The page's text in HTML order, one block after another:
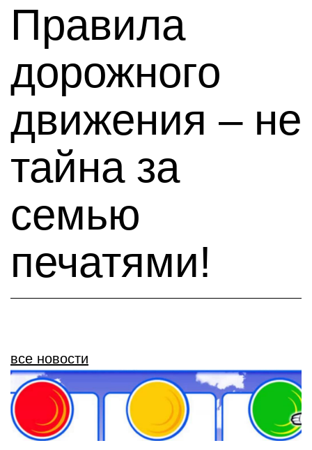
Правила
дорожного
движения – не
тайна за
семью
печатями!
все новости